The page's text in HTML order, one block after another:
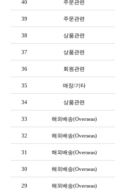
40 주문관련
39 주문관련
38 상품관련
37 상품관련
36 회원관련
35 매장/기타
34 상품관련
33 해외배송(Overseas)
32 해외배송(Overseas)
31 해외배송(Overseas)
30 해외배송(Overseas)
29 해외배송(Overseas)